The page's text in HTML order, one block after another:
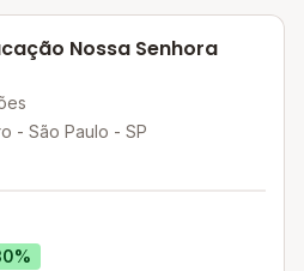
Nossa Senhora
- São Paulo - SP